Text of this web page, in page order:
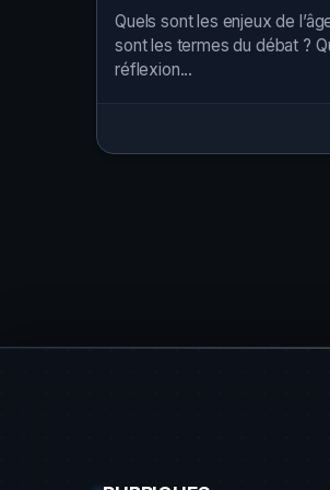
Quels sont les enjeux de
sont les termes du débat ?
réflexion...